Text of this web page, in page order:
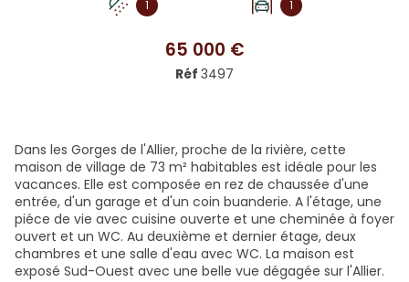
1 1
65 000 €
Réf 3497
Dans les Gorges de l'Allier, proche de la rivière, cette
maison de village de 73 m² habitables est idéale pour les
vacances. Elle est composée en rez de chaussée d'une
entrée, d'un garage et d'un coin buanderie. A l'étage, une
piéce de vie avec cuisine ouverte et une cheminée à foyer
ouvert et un WC. Au deuxième et dernier étage, deux
chambres et une salle d'eau avec WC. La maison est
exposé Sud-Ouest avec une belle vue dégagée sur l'Allier.